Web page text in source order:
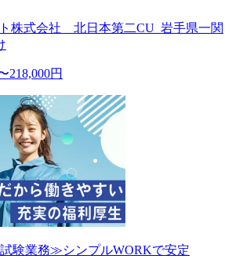
株式会社 北日本第二CU_岩手県一関
218,000円
験業務≫シンプルWORKで安定